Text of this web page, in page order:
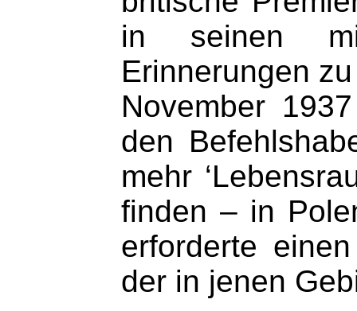
in seinen mit
Erinnerungen
November
den
mehr
finden – in
erforderte
der in jenen